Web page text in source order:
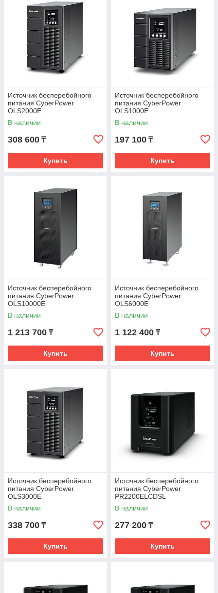
Источник бесперебойного
питания CyberPower
OLS2000E
В наличии
308 600 ₸
Купить
Источник бесперебойного
питания CyberPower
OLS1000E
В наличии
197 100 ₸
Купить
Источник бесперебойного
питания CyberPower
OLS10000E
В наличии
1 213 700 ₸
Купить
Источник бесперебойного
питания CyberPower
OLS6000E
В наличии
1 122 400 ₸
Купить
Источник бесперебойного
питания CyberPower
OLS3000E
В наличии
338 700 ₸
Купить
Источник бесперебойного
питания CyberPower
PR2200ELCDSL
В наличии
277 200 ₸
Купить